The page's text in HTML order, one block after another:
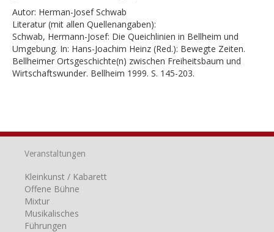
Autor: Herman-Josef Schwab
Literatur (mit allen Quellenangaben):
Schwab, Hermann-Josef: Die Queichlinien in Bellheim und
Umgebung. In: Hans-Joachim Heinz (Red.): Bewegte Zeiten.
Bellheimer Ortsgeschichte(n) zwischen Freiheitsbaum und
Wirtschaftswunder. Bellheim 1999. S. 145-203.
Veranstaltungen
Kleinkunst / Kabarett
Offene Bühne
Mixtur
Musikalisches
Führungen